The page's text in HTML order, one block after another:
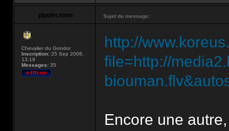
pipoleclown Sujet du message:
Chevalier du Gondor
Inscription: 25 Sep 2006,
13:19
Messages: 35
http://
file=http://
Encore une